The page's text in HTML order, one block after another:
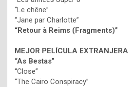
“Le chêne”
“Jane par Charlotte”
“Retour à Reims (Fragments)”
MEJOR PELÍCULA EXTRANJERA
“As Bestas”
“Close”
“The Cairo Conspiracy”